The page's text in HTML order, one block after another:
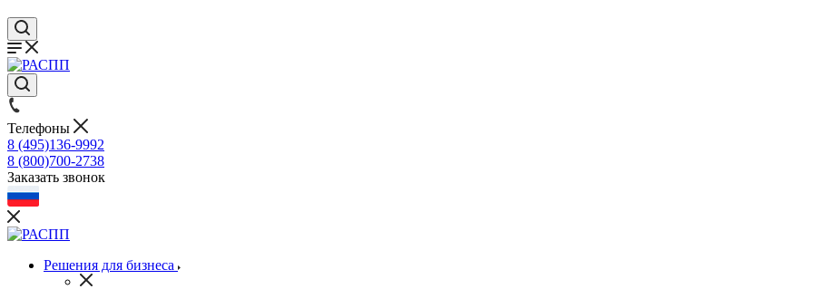
Телефоны
8 (495)136-9992
8 (800)700-2738
Заказать звонок
Решения для бизнеса